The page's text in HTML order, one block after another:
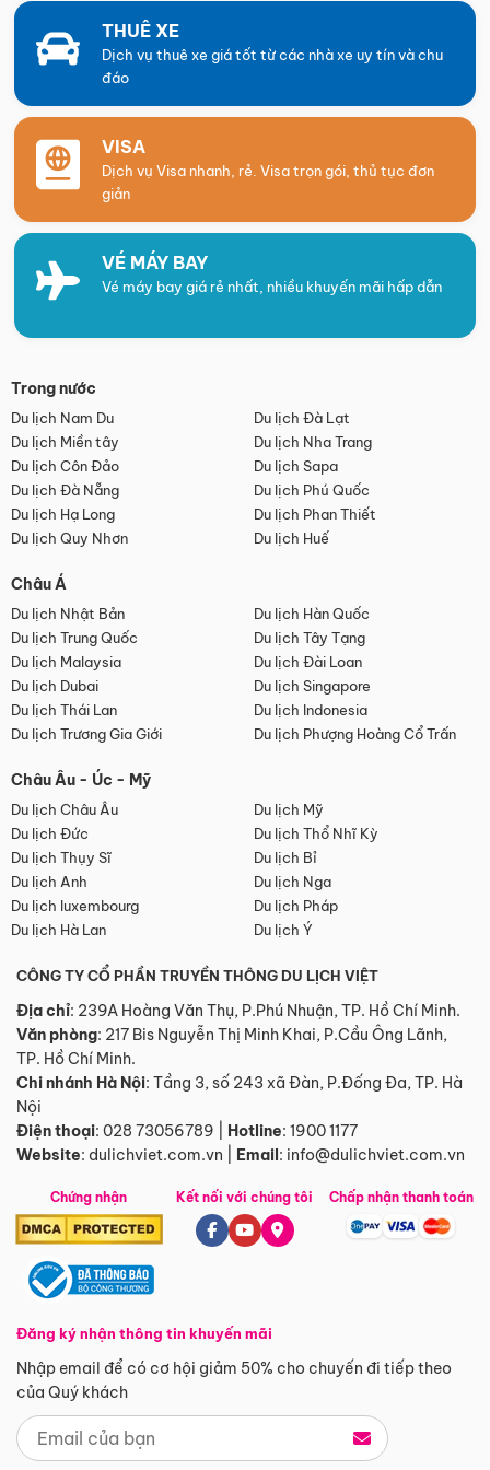
THUÊ XE
Dịch vụ thuê xe giá tốt từ các nhà xe uy tín và chu
đáo
VISA
Dịch vụ Visa nhanh, rẻ. Visa trọn gói, thủ tục đơn
giản
VÉ MÁY BAY
Vé máy bay giá rẻ nhất, nhiều khuyến mãi hấp dẫn
Trong nước
Du lịch Nam Du
Du lịch Đà Lạt
Du lịch Miền tây
Du lịch Nha Trang
Du lịch Côn Đảo
Du lịch Sapa
Du lịch Đà Nẵng
Du lịch Phú Quốc
Du lịch Hạ Long
Du lịch Phan Thiết
Du lịch Quy Nhơn
Du lịch Huế
Châu Á
Du lịch Nhật Bản
Du lịch Hàn Quốc
Du lịch Trung Quốc
Du lịch Tây Tạng
Du lịch Malaysia
Du lịch Đài Loan
Du lịch Dubai
Du lịch Singapore
Du lịch Thái Lan
Du lịch Indonesia
Du lịch Trương Gia Giới
Du lịch Phượng Hoàng Cổ Trấn
Châu Âu - Úc - Mỹ
Du lịch Châu Âu
Du lịch Mỹ
Du lịch Đức
Du lịch Thổ Nhĩ Kỳ
Du lịch Thụy Sĩ
Du lịch Bỉ
Du lịch Anh
Du lịch Nga
Du lịch luxembourg
Du lịch Pháp
Du lịch Hà Lan
Du lịch Ý
CÔNG TY CỔ PHẦN TRUYỀN THÔNG DU LỊCH VIỆT
Địa chỉ: 239A Hoàng Văn Thụ, P.Phú Nhuận, TP. Hồ Chí Minh.
Văn phòng: 217 Bis Nguyễn Thị Minh Khai, P.Cầu Ông Lãnh,
TP. Hồ Chí Minh.
Chi nhánh Hà Nội: Tầng 3, số 243 xã Đàn, P.Đống Đa, TP. Hà
Nội
Điện thoại: 028 73056789 Hotline: 1900 1177
Website: dulichviet.com.vn Email: info@dulichviet.com.vn
Chứng nhận
Đăng ký nhận thông tin khuyến mãi
Nhập email để có cơ hội giảm 50% cho chuyến đi tiếp theo
của Quý khách
Kết nối với chúng tôi Chấp nhận thanh toán